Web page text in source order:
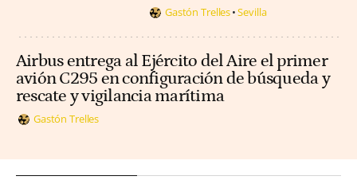
Gastón Trelles Sevilla
Airbus entrega al Ejército del Aire el primer
avión C295 en configuración de búsqueda y
rescate y vigilancia marítima
Gastón Trelles